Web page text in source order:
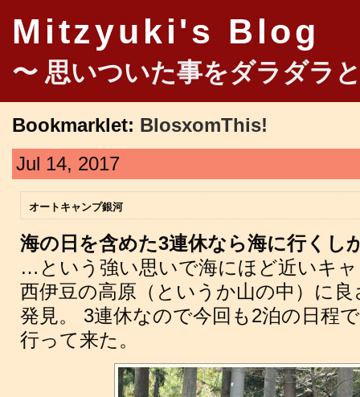
Mitzyuki's Blog
〜 思いついた事をダラダラ
Bookmarklet: BlosxomThis!
Jul 14, 2017
オートキャンプ銀河
海の日を含めた3連休なら海に行くし
…という強い思いで海にほど近いキ
西伊豆の高原（というか山の中）に
発見。 3連休なので今回も2泊の日程
行って来た。